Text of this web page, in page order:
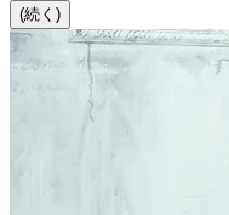
(続く)